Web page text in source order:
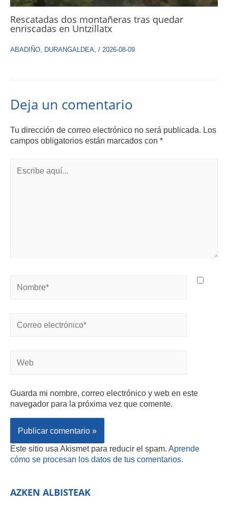
Rescatadas dos montañeras tras quedar
enriscadas en Untzillatx
ABADIÑO, DURANGALDEA, / 2026-08-09
Deja un comentario
Tu dirección de correo electrónico no será publicada. Los
campos obligatorios están marcados con *
Guarda mi nombre, correo electrónico y web en este
navegador para la próxima vez que comente.
Este sitio usa Akismet para reducir el spam. Aprende
cómo se procesan los datos de tus comentarios.
AZKEN ALBISTEAK